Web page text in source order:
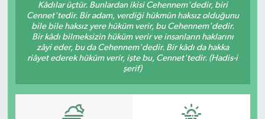
Kâdılar üçtür. Bunlardan ikisi Cehennem'dedir, biri
Cennet'tedir. Bir adam, verdiği hükmün haksız olduğunu
bile bile haksız yere hüküm verir, bu Cehennem'dedir.
Bir kâdı bilmeksizin hüküm verir ve insanların haklarını
zâyi eder, bu da Cehennem'dedir. Bir kâdı da hakka
riâyet ederek hüküm verir, işte bu, Cennet'tedir. (Hadis-i
şerif)
Ekonomi
Genel
Haberde İnsan